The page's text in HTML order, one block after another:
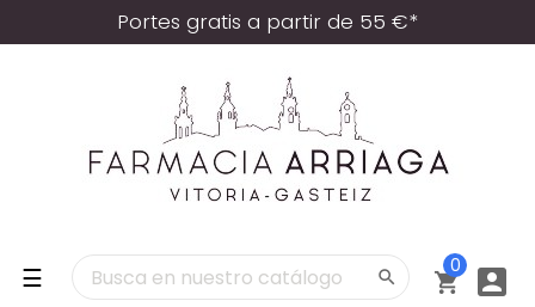
Portes gratis a partir de 55 €*
Navegación
☰  
0 